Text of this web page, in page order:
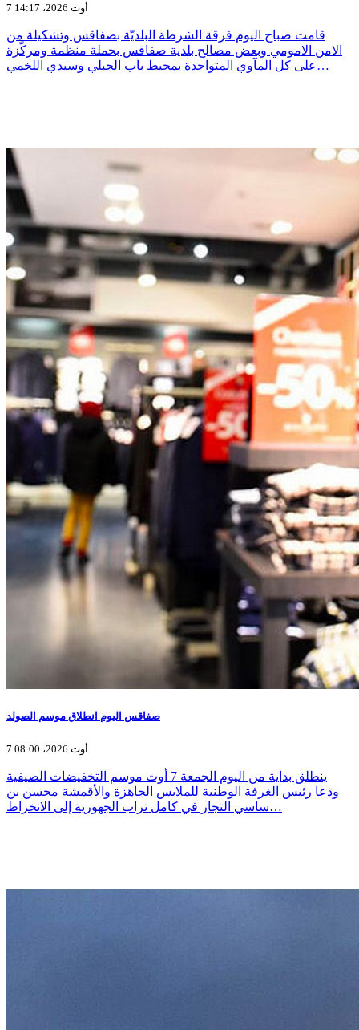
7 أوت 2026، 14:17
قامت صباح اليوم فرقة الشرطة البلديّة بصفاقس وتشكيلة من
الامن الامومي وبعض مصالح بلدية صفاقس بحملة منظمة ومركّزة
على كل المآوي المتواجدة بمحيط باب الجبلي وسيدي اللخمي…
صفاقس اليوم انطلاق موسم الصولد
7 أوت 2026، 08:00
ينطلق بداية من اليوم الجمعة 7 أوت موسم التخفيضات الصيفية
ودعا رئيس الغرفة الوطنية للملابس الجاهزة والأقمشة محسن بن
ساسي التجار في كامل تراب الجهورية إلى الانخراط…